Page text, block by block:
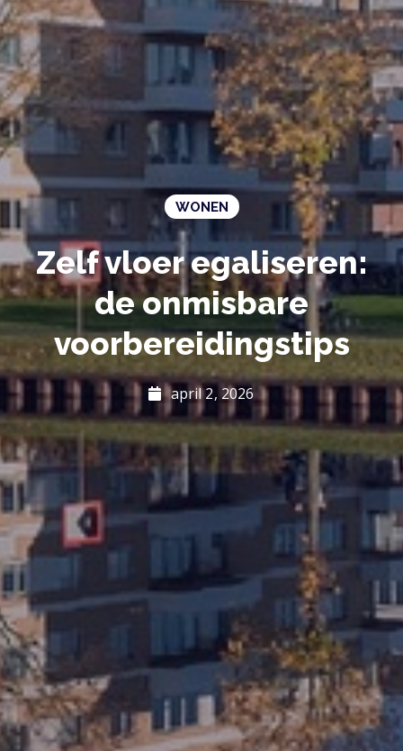
WONEN
Zelf vloer egaliseren:
de onmisbare
voorbereidingstips
april 2, 2026